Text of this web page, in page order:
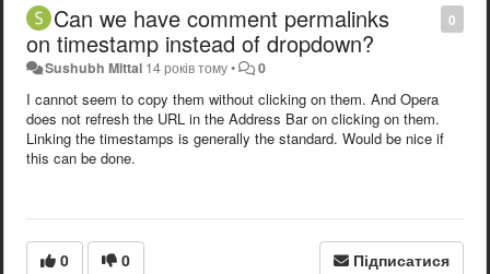
0
Can we have comment permalinks
on timestamp instead of dropdown?
Sushubh Mittal 14 років тому• 0
I cannot seem to copy them without clicking on them. And Opera
does not refresh the URL in the Address Bar on clicking on them.
Linking the timestamps is generally the standard. Would be nice if
this can be done.
0 0 Підписатися